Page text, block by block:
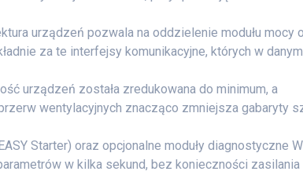
urządzeń pozwala na oddzielenie modułu mocy
za te interfejsy komunikacyjne, których w danym
urządzeń została zredukowana do minimum, a
wentylacyjnych znacząco zmniejsza gabaryty
Starter) oraz opcjonalne moduły diagnostyczne
w kilka sekund, bez konieczności zasilania